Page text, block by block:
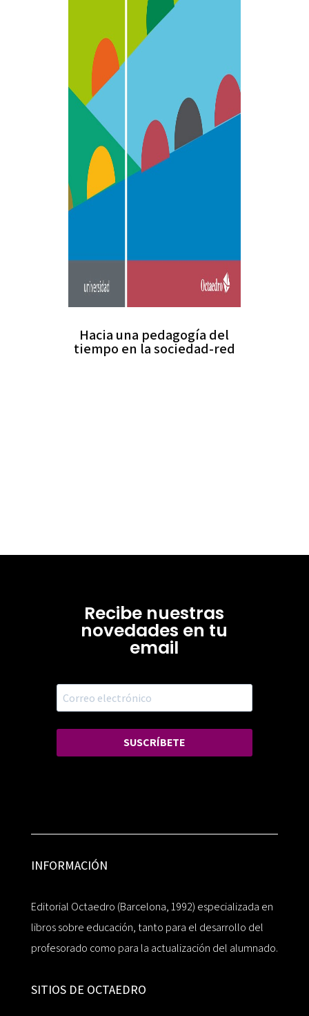
Hacia una pedagogía del
tiempo en la sociedad-red
Recibe nuestras
novedades en tu
email
SUSCRÍBETE
INFORMACIÓN
Editorial Octaedro (Barcelona, 1992) especializada en
libros sobre educación, tanto para el desarrollo del
profesorado como para la actualización del alumnado.
SITIOS DE OCTAEDRO